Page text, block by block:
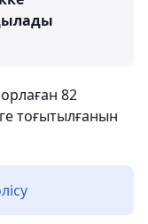
82
тоғытылғанын